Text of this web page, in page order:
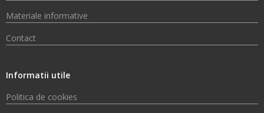
Materiale informative
Contact
Informatii utile
Politica de cookies